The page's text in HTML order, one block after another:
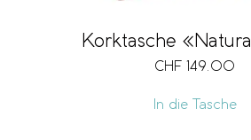
Korktasche
CHF 149.00
In die Tasche